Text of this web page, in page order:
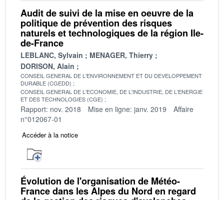
Audit de suivi de la mise en oeuvre de la
politique de prévention des risques
naturels et technologiques de la région Ile-
de-France
LEBLANC, Sylvain
MENAGER, Thierry
DORISON, Alain
CONSEIL GENERAL DE L'ENVIRONNEMENT ET DU DEVELOPPEMENT
DURABLE (CGEDD)
CONSEIL GENERAL DE L'ECONOMIE, DE L'INDUSTRIE, DE L'ENERGIE
ET DES TECHNOLOGIES (CGE)
Rapport: nov. 2018 Mise en ligne: janv. 2019
Affaire
n°012067-01
Accéder à la notice
Évolution de l'organisation de Météo-
France dans les Alpes du Nord en regard